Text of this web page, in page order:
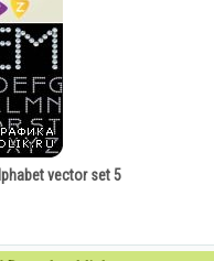
vector set 5